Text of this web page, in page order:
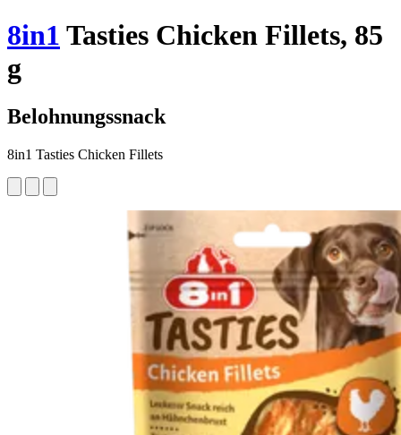
8in1 Tasties Chicken Fillets, 85
g
Belohnungssnack
8in1 Tasties Chicken Fillets